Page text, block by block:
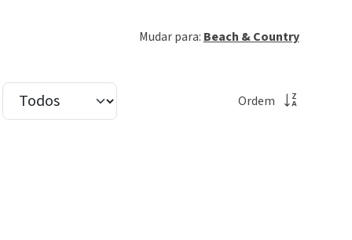
Mudar para: Beach & Country
Ordem